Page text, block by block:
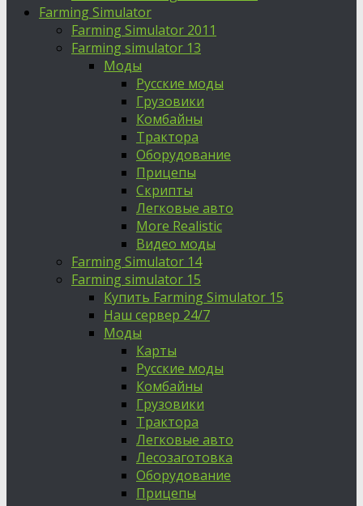
Farming Simulator
Farming Simulator 2011
Farming simulator 13
Моды
Русские моды
Грузовики
Комбайны
Трактора
Оборудование
Прицепы
Скрипты
Легковые авто
More Realistic
Видео моды
Farming Simulator 14
Farming simulator 15
Купить Farming Simulator 15
Наш сервер 24/7
Моды
Карты
Русские моды
Комбайны
Грузовики
Трактора
Легковые авто
Лесозаготовка
Оборудование
Прицепы